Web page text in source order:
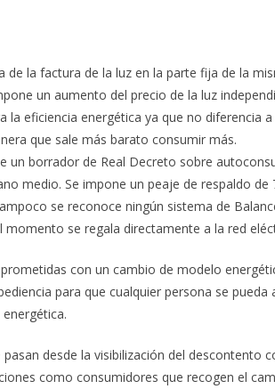
la factura de la luz en la parte fija de la
un aumento del precio de la luz
eficiencia energética ya que no diferencia a
que sale más barato consumir más.
un borrador de Real Decreto sobre
medio. Se impone un peaje de respaldo de
se reconoce ningún sistema de
se regala directamente a la red
con un cambio de modelo
para que cualquier persona se pueda
desde la visibilización del descontento
como consumidores que recogen el